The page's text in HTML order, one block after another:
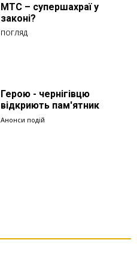
МТС – супершахраї у
законі?
ПОГЛЯД
Герою - чернігівцю
відкриють пам'ятник
Анонси подій